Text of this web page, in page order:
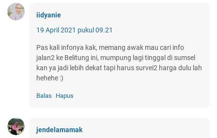
iidyanie
19 April 2021 pukul 09.21
Pas kali infonya kak, memang awak mau cari info
jalan2 ke Belitung ini, mumpung lagi tinggal di sumsel
kan ya jadi lebih dekat tapi harus survei2 harga dulu lah
hehehe :)
Balas Hapus
jendelamamak